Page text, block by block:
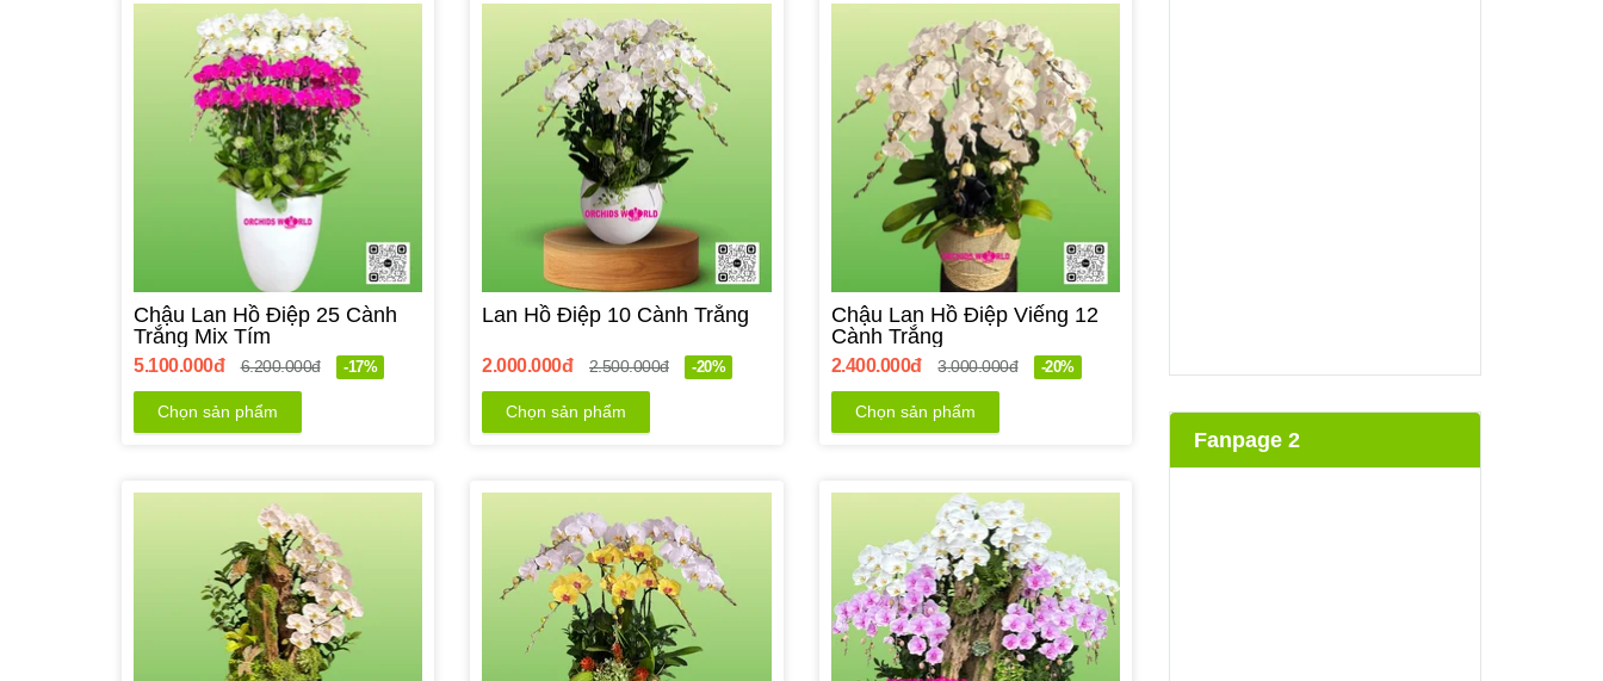
Chậu Lan Hồ Điệp 25 Cành
Trắng Mix Tím
5.100.000đ 6.200.000đ -17%
Chọn sản phẩm
Lan Hồ Điệp 10 Cành Trắng
2.000.000đ 2.500.000đ -20%
Chọn sản phẩm
Chậu Lan Hồ Điệp Viếng 12
Cành Trắng
2.400.000đ 3.000.000đ -20%
Chọn sản phẩm
Fanpage 2